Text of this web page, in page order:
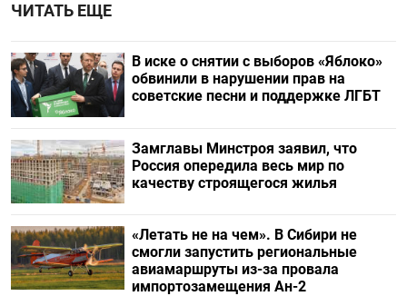
ЧИТАТЬ ЕЩЕ
В иске о снятии с выборов «Яблоко»
обвинили в нарушении прав на
советские песни и поддержке ЛГБТ
Замглавы Минстроя заявил, что
Россия опередила весь мир по
качеству строящегося жилья
«Летать не на чем». В Сибири не
смогли запустить региональные
авиамаршруты из-за провала
импортозамещения Ан-2